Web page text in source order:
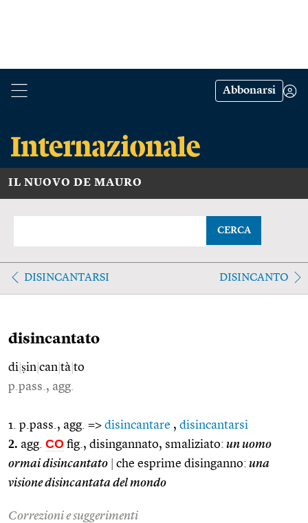
Abbonarsi
IL NUOVO DE MAURO
CERCA
DISINCANTARSI DISINCANTO
disincantato
di ṣin can tà to
p.pass., agg.
1. p.pass., agg. => disincantare , disincantarsi
2. agg. CO fig., disingannato, smaliziato: un uomo
ormai disincantato
che esprime disinganno: una
visione disincantata del mondo
Correzioni e suggerimenti